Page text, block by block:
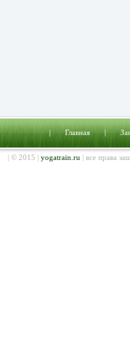
|Главная|
| © 2015 | yogatrain.ru | все права